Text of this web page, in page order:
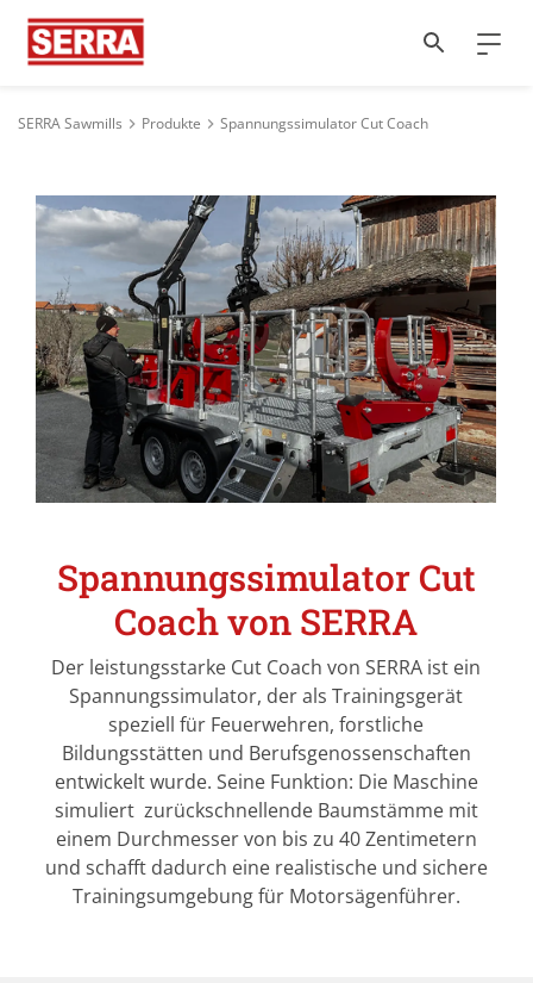
SERRA Sawmills Produkte Spannungssimulator Cut Coach
Spannungssimulator Cut
Coach von SERRA
Der leistungsstarke Cut Coach von SERRA ist ein
Spannungssimulator, der als Trainingsgerät
speziell für Feuerwehren, forstliche
Bildungsstätten und Berufsgenossenschaften
entwickelt wurde. Seine Funktion: Die Maschine
simuliert zurückschnellende Baumstämme mit
einem Durchmesser von bis zu 40 Zentimetern
und schafft dadurch eine realistische und sichere
Trainingsumgebung für Motorsägenführer.